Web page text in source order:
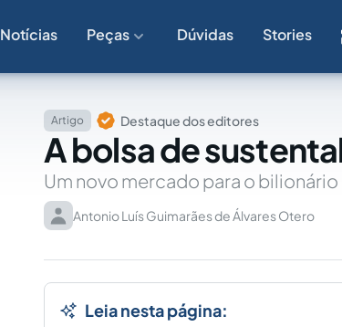
Notícias Peças Dúvidas Stories
Artigo Destaque dos editores
A bolsa de
Um novo mercado para o
Antonio Luís Guimarães de Álvares Otero
Leia nesta página: